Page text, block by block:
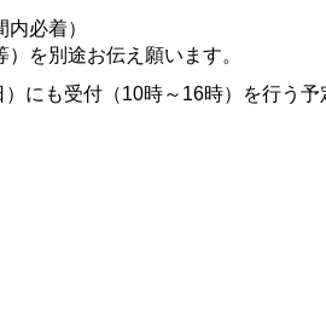
必着）
を別途お伝え願います。
にも受付（10時～16時）を行う予